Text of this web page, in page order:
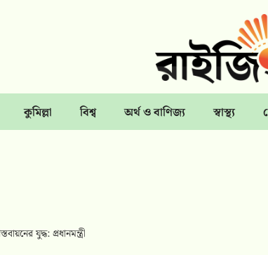
কুমিল্লা বিশ্ব অর্থ ও বাণিজ্য স্বাস্থ্য
যুদ্ধ: প্রধানমন্ত্রী